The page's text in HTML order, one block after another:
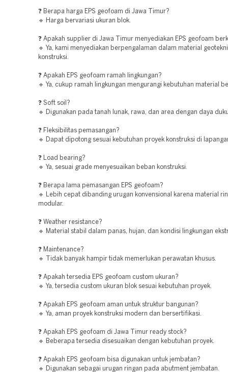
❓ Berapa harga EPS geofoam di Jawa Timur?
🔹 Harga bervariasi ukuran blok.
❓ Apakah supplier di Jawa Timur menyediakan EPS geofoam
🔹 Ya, kami menyediakan berpengalaman dalam material
konstruksi.
❓ Apakah EPS geofoam ramah lingkungan?
🔹 Ya, cukup ramah lingkungan mengurangi kebutuhan material
❓ Soft soil?
🔹 Digunakan pada tanah lunak, rawa, dan area dengan daya
❓ Fleksibilitas pemasangan?
🔹 Dapat dipotong sesuai kebutuhan proyek konstruksi di
❓ Load bearing?
🔹 Ya, sesuai grade menyesuaikan beban konstruksi.
❓ Berapa lama pemasangan EPS geofoam?
🔹 Lebih cepat dibanding urugan konvensional karena material
modular.
❓ Weather resistance?
🔹 Material stabil dalam panas, hujan, dan kondisi lingkungan
❓ Maintenance?
🔹 Tidak banyak hampir tidak memerlukan perawatan khusus.
❓ Apakah tersedia EPS geofoam custom ukuran?
🔹 Ya, tersedia custom ukuran blok sesuai kebutuhan proyek.
❓ Apakah EPS geofoam aman untuk struktur bangunan?
🔹 Ya, aman proyek konstruksi modern dan bersertifikasi.
❓ Apakah EPS geofoam di Jawa Timur ready stock?
🔹 Beberapa tersedia disesuaikan dengan kebutuhan proyek.
❓ Apakah EPS geofoam bisa digunakan untuk jembatan?
🔹 Digunakan sebagai urugan ringan pada abutment jembatan.